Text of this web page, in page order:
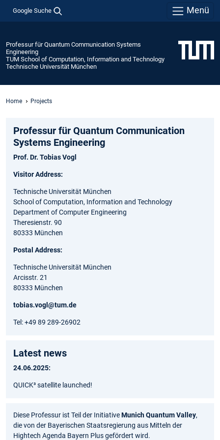
Google Suche Menü
Professur für Quantum Communication Systems
Engineering
TUM School of Computation, Information and Technology
Technische Universität München
Home Projects
Professur für Quantum Communication
Systems Engineering
Prof. Dr. Tobias Vogl
Visitor Address:
Technische Universität München
School of Computation, Information and Technology
Department of Computer Engineering
Theresienstr. 90
80333 München
Postal Address:
Technische Universität München
Arcisstr. 21
80333 München
tobias.vogl@tum.de
Tel: +49 89 289-26902
Latest news
24.06.2025:
QUICK³ satellite launched!
Diese Professur ist Teil der InitiativeMunich Quantum Valley,
die von der Bayerischen Staatsregierung aus Mitteln der
Hightech Agenda Bayern Plus gefördert wird.